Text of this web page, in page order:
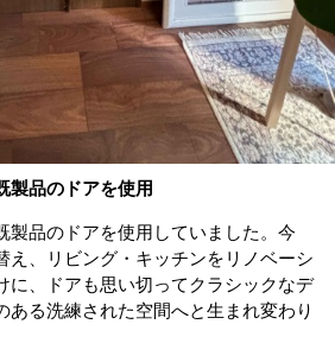
製品のドアを使用
製品のドアを使用していました。今
え、リビング・キッチンをリノベーシ
に、ドアも思い切ってクラシックなデ
ある洗練された空間へと生まれ変わり